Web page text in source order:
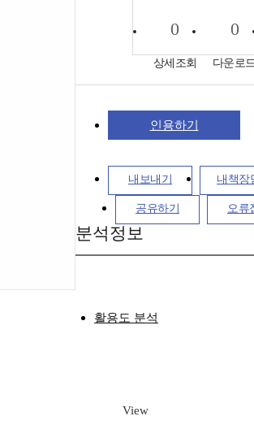
0
상세조회
0
다운로
인용하기
내보내기 내책장
공유하기 오류
분석정보
활용도 분석
View